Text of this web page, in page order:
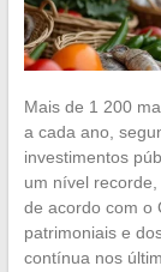
Mais de 1 200
a cada ano,
investimentos
um nível
de acordo com o
patrimoniais e
contínua nos